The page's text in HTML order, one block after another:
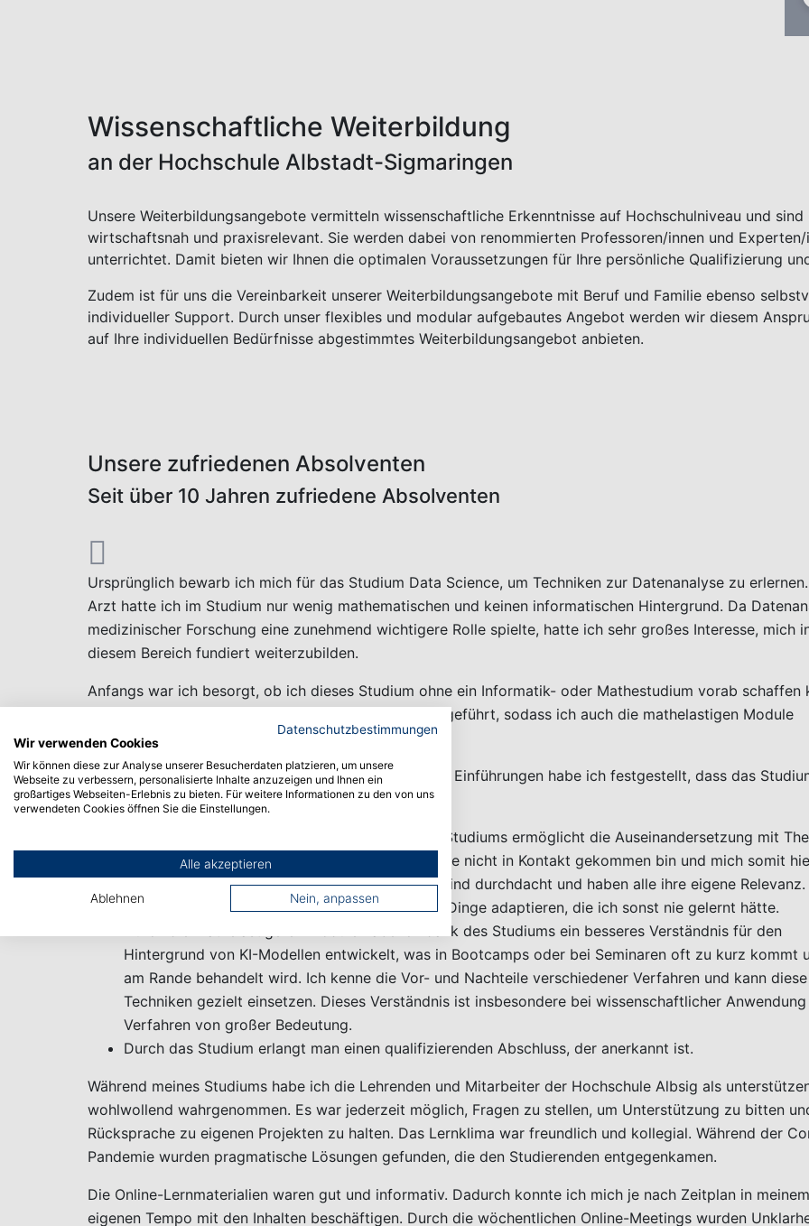
Wissenschaftliche Weiterbildung
an der Hochschule Albstadt-Sigmaringen
Unsere Weiterbildungsangebote vermitteln wissenschaftliche Erkenntnisse auf Hochschulniveau und
wirtschaftsnah und praxisrelevant. Sie werden dabei von renommierten Professoren/innen und
unterrichtet. Damit bieten wir Ihnen die optimalen Voraussetzungen für Ihre persönliche Qualifizierung
Zudem ist für uns die Vereinbarkeit unserer Weiterbildungsangebote mit Beruf und Familie ebenso
individueller Support. Durch unser flexibles und modular aufgebautes Angebot werden wir diesem
auf Ihre individuellen Bedürfnisse abgestimmtes Weiterbildungsangebot anbieten.
Unsere zufriedenen Absolventen
Seit über 10 Jahren zufriedene Absolventen
Ursprünglich bewarb ich mich für das Studium Data Science, um Techniken zur Datenanalyse zu
Arzt hatte ich im Studium nur wenig mathematischen und keinen informatischen Hintergrund. Da
medizinischer Forschung eine zunehmend wichtigere Rolle spielte, hatte ich sehr großes Interesse, mich
diesem Bereich fundiert weiterzubilden.
Anfangs war ich besorgt, ob ich dieses Studium ohne ein Informatik- oder Mathestudium vorab schaffen
aber die Lehrenden haben mich gut in die Inhalte eingeführt, sodass ich auch die mathelastigen Module
erfolgreich absolvieren konnte.
Im Vergleich zu Bootcamps oder anderen marginalen Einführungen habe ich festgestellt, dass das
Vorteile bietet:
Das verpflichtende Curriculum im Rahmen des Studiums ermöglicht die Auseinandersetzung mit
mit denen ich aus meiner beruflichen Perspektive nicht in Kontakt gekommen bin und mich somit
nicht intrinsisch beschäftigt hätte. Die Module sind durchdacht und haben alle ihre eigene Relevanz.
jedem konnte ich für meinen beruflichen Alltag Dinge adaptieren, die ich sonst nie gelernt hätte.
Durch die mathelastigeren Module habe ich dank des Studiums ein besseres Verständnis für den
Hintergrund von KI-Modellen entwickelt, was in Bootcamps oder bei Seminaren oft zu kurz kommt
am Rande behandelt wird. Ich kenne die Vor- und Nachteile verschiedener Verfahren und kann diese
Techniken gezielt einsetzen. Dieses Verständnis ist insbesondere bei wissenschaftlicher
Verfahren von großer Bedeutung.
Durch das Studium erlangt man einen qualifizierenden Abschluss, der anerkannt ist.
Während meines Studiums habe ich die Lehrenden und Mitarbeiter der Hochschule Albsig als
wohlwollend wahrgenommen. Es war jederzeit möglich, Fragen zu stellen, um Unterstützung zu bitten
Rücksprache zu eigenen Projekten zu halten. Das Lernklima war freundlich und kollegial. Während der
Pandemie wurden pragmatische Lösungen gefunden, die den Studierenden entgegenkamen.
Die Online-Lernmaterialien waren gut und informativ. Dadurch konnte ich mich je nach Zeitplan in meinem
eigenen Tempo mit den Inhalten beschäftigen. Durch die wöchentlichen Online-Meetings wurden
Datenschutzbestimmungen
Wir verwenden Cookies
Wir können diese zur Analyse unserer Besucherdaten platzieren, um unsere
Webseite zu verbessern, personalisierte Inhalte anzuzeigen und Ihnen ein
großartiges Webseiten-Erlebnis zu bieten. Für weitere Informationen zu den von uns
verwendeten Cookies öffnen Sie die Einstellungen.
Alle akzeptieren
Ablehnen Nein, anpassen